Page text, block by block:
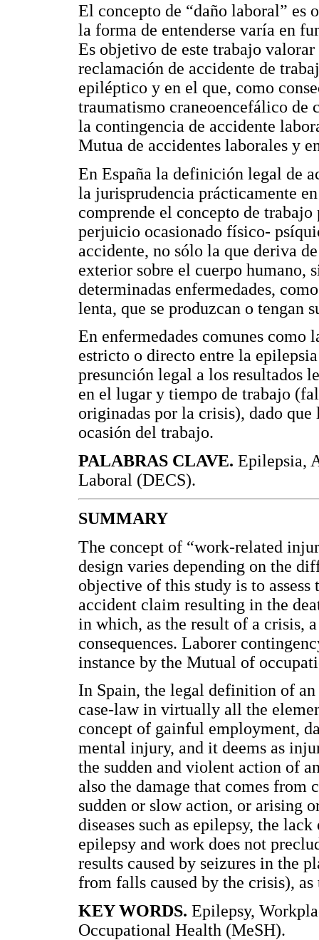
El concepto de “daño laboral” es
la forma de entenderse varía en
Es objetivo de este trabajo
reclamación de accidente de
epiléptico y en el que, como
traumatismo craneoencefálico de
la contingencia de accidente
Mutua de accidentes laborales y
En España la definición legal de
la jurisprudencia prácticamente
comprende el concepto de
perjuicio ocasionado físico-
accidente, no sólo la que deriva
exterior sobre el cuerpo humano,
determinadas enfermedades,
lenta, que se produzcan o tengan
En enfermedades comunes
estricto o directo entre la
presunción legal a los resultados
en el lugar y tiempo de trabajo
originadas por la crisis), dado que
ocasión del trabajo.
PALABRAS CLAVE. Epilepsia,
Laboral (DECS).
SUMMARY
The concept of “work-related
design varies depending on the
objective of this study is to
accident claim resulting in the
in which, as the result of a crisis,
consequences. Laborer
instance by the Mutual of
In Spain, the legal definition of
case-law in virtually all the
concept of gainful employment,
mental injury, and it deems as
the sudden and violent action of
also the damage that comes from
sudden or slow action, or arising
diseases such as epilepsy, the
epilepsy and work does not
results caused by seizures in the
from falls caused by the crisis),
KEY WORDS. Epilepsy,
Occupational Health (MeSH).